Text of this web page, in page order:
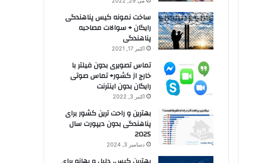
ساخت نمونه کیس پناهندگی
رایگان + سوالات مصاحبه
پناهندگی
اکتبر 17, 2021
تماس تصویری بدون فیلتر با
خارج از کشور+ تماس صوتی
رایگان بدون اینترنت
اکتبر 3, 2022
بهترین و راحت ترین کشور برای
پناهندگی بدون دیپورت سال
2025
دسامبر 3, 2024